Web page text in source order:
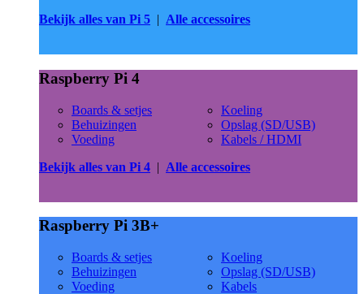
Bekijk alles van Pi 5 | Alle accessoires
Raspberry Pi 4
Boards & setjes
Behuizingen
Voeding
Koeling
Opslag (SD/USB)
Kabels / HDMI
Bekijk alles van Pi 4 | Alle accessoires
Raspberry Pi 3B+
Boards & setjes
Behuizingen
Voeding
Koeling
Opslag (SD/USB)
Kabels